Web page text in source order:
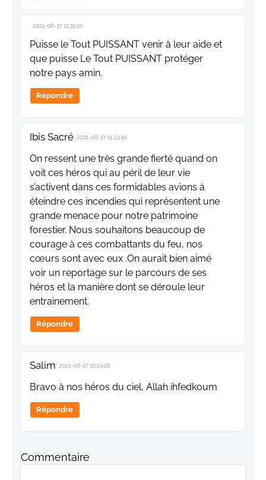
2021-08-17 11:33:20
Puisse le Tout PUISSANT venir à leur aide et
que puisse Le Tout PUISSANT protéger
notre pays amin.
Répondre
Ibis Sacré 2021-08-17 11:23:40
On ressent une très grande fierté quand on
voit ces héros qui au péril de leur vie
s’activent dans ces formidables avions à
éteindre ces incendies qui représentent une
grande menace pour notre patrimoine
forestier. Nous souhaitons beaucoup de
courage à ces combattants du feu, nos
cœurs sont avec eux .On aurait bien aimé
voir un reportage sur le parcours de ses
héros et la manière dont se déroule leur
entrainement.
Répondre
Salim 2021-08-17 10:24:28
Bravo à nos héros du ciel, Allah ihfedkoum
Répondre
Commentaire